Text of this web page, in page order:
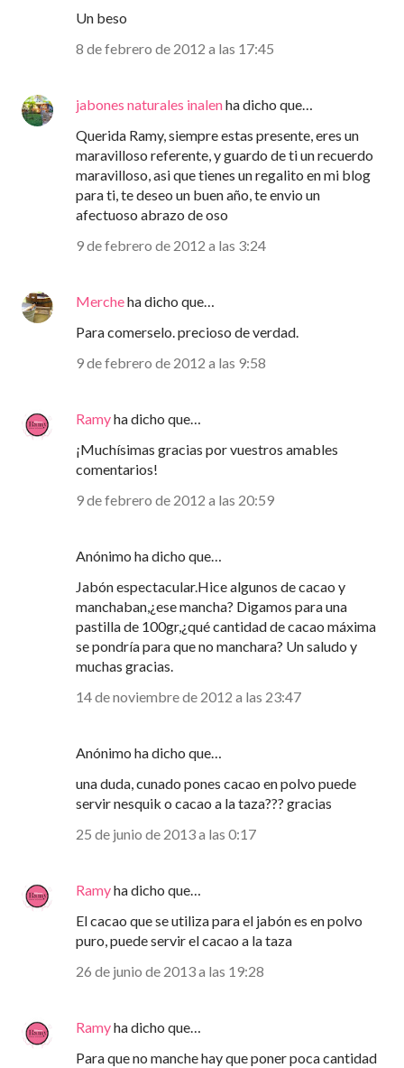
Un beso
8 de febrero de 2012 a las 17:45
jabones naturales inalenha dicho que…
Querida Ramy, siempre estas presente, eres un
maravilloso referente, y guardo de ti un recuerdo
maravilloso, asi que tienes un regalito en mi blog
para ti, te deseo un buen año, te envio un
afectuoso abrazo de oso
9 de febrero de 2012 a las 3:24
Mercheha dicho que…
Para comerselo. precioso de verdad.
9 de febrero de 2012 a las 9:58
Ramyha dicho que…
¡Muchísimas gracias por vuestros amables
comentarios!
9 de febrero de 2012 a las 20:59
Anónimo ha dicho que…
Jabón espectacular.Hice algunos de cacao y
manchaban,¿ese mancha? Digamos para una
pastilla de 100gr,¿qué cantidad de cacao máxima
se pondría para que no manchara? Un saludo y
muchas gracias.
14 de noviembre de 2012 a las 23:47
Anónimo ha dicho que…
una duda, cunado pones cacao en polvo puede
servir nesquik o cacao a la taza??? gracias
25 de junio de 2013 a las 0:17
Ramyha dicho que…
El cacao que se utiliza para el jabón es en polvo
puro, puede servir el cacao a la taza
26 de junio de 2013 a las 19:28
Ramyha dicho que…
Para que no manche hay que poner poca cantidad